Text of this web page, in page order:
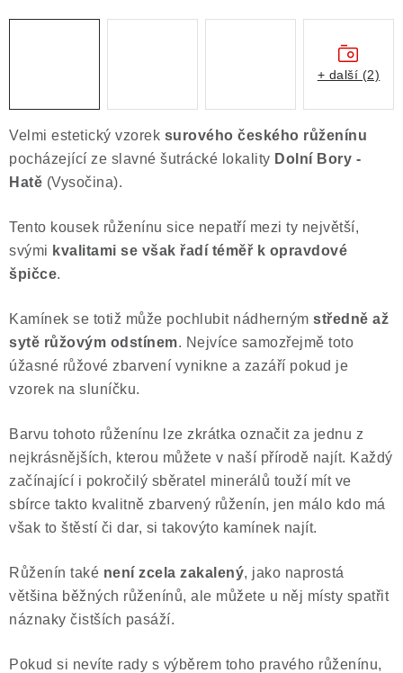
Výkup minerálů a drahých kamenů
Formulář pro uplatnění reklamace
Poučení o právu na odstoupení od smlouvy
Velmi estetický vzorek surového českého růženínu
pocházející ze slavné šutrácké lokality Dolní Bory -
Hatě (Vysočina).
Tento kousek růženínu sice nepatří mezi ty největší,
svými kvalitami se však řadí téměř k opravdové
špičce.
Kamínek se totiž může pochlubit nádherným středně až
sytě růžovým odstínem. Nejvíce samozřejmě toto
úžasné růžové zbarvení vynikne a zazáří pokud je
vzorek na sluníčku.
Barvu tohoto růženínu lze zkrátka označit za jednu z
nejkrásnějších, kterou můžete v naší přírodě najít. Každý
začínající i pokročilý sběratel minerálů touží mít ve
sbírce takto kvalitně zbarvený růženín, jen málo kdo má
však to štěstí či dar, si takovýto kamínek najít.
Růženín také není zcela zakalený, jako naprostá
většina běžných růženínů, ale můžete u něj místy spatřit
náznaky čistších pasáží.
Pokud si nevíte rady s výběrem toho pravého růženínu,
+ další (2)